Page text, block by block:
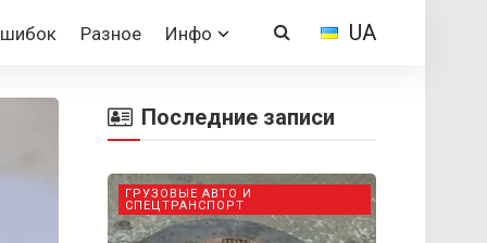
Разное Инфо UA
Последние записи
ГРУЗОВЫЕ АВТО И
СПЕЦТРАНСПОРТ